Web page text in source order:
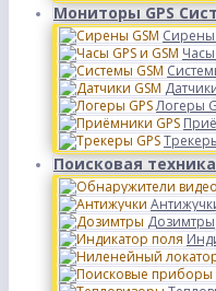
Мониторы GPS
Сирены
Часы
Логеры
Поисковая техника
Дозимтры